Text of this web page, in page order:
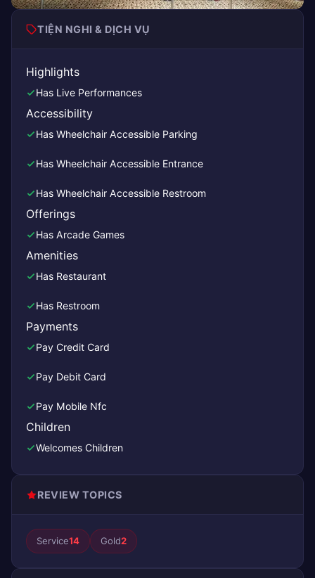
TIỆN NGHI & DỊCH VỤ
Highlights
Has Live Performances
Accessibility
Has Wheelchair Accessible Parking
Has Wheelchair Accessible Entrance
Has Wheelchair Accessible Restroom
Offerings
Has Arcade Games
Amenities
Has Restaurant
Has Restroom
Payments
Pay Credit Card
Pay Debit Card
Pay Mobile Nfc
Children
Welcomes Children
REVIEW TOPICS
Service14 Gold2